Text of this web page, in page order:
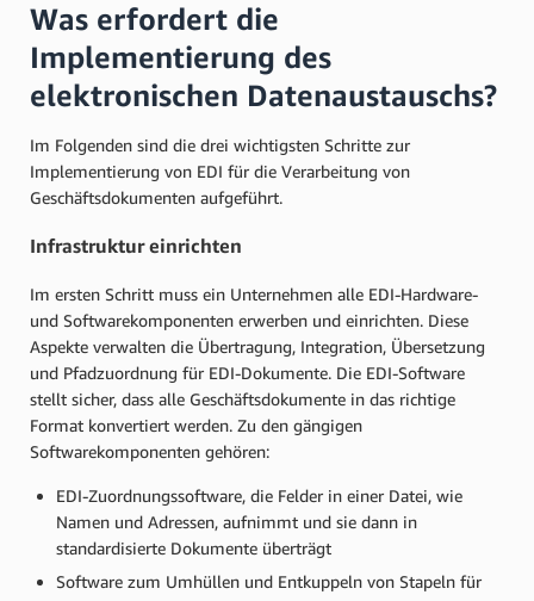
Was erfordert die
Implementierung des
elektronischen Datenaustauschs?
Im Folgenden sind die drei wichtigsten Schritte zur
Implementierung von EDI für die Verarbeitung von
Geschäftsdokumenten aufgeführt.
Infrastruktur einrichten
Im ersten Schritt muss ein Unternehmen alle EDI-Hardware-
und Softwarekomponenten erwerben und einrichten. Diese
Aspekte verwalten die Übertragung, Integration, Übersetzung
und Pfadzuordnung für EDI-Dokumente. Die EDI-Software
stellt sicher, dass alle Geschäftsdokumente in das richtige
Format konvertiert werden. Zu den gängigen
Softwarekomponenten gehören:
EDI-Zuordnungssoftware, die Felder in einer Datei, wie
Namen und Adressen, aufnimmt und sie dann in
standardisierte Dokumente überträgt
Software zum Umhüllen und Entkuppeln von Stapeln für